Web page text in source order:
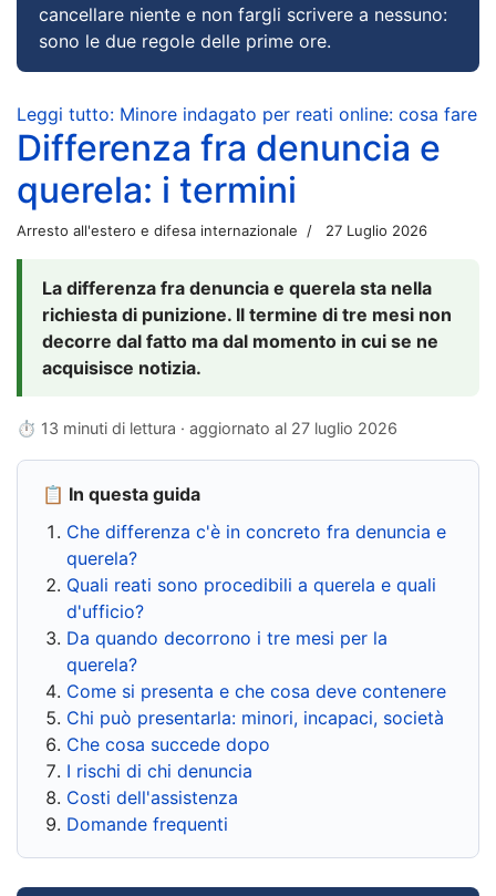
cancellare niente e non fargli scrivere a nessuno:
sono le due regole delle prime ore.
Leggi tutto: Minore indagato per reati online: cosa fare
Differenza fra denuncia e
querela: i termini
Arresto all'estero e difesa internazionale 27 Luglio 2026
La differenza fra denuncia e querela sta nella
richiesta di punizione. Il termine di tre mesi non
decorre dal fatto ma dal momento in cui se ne
acquisisce notizia.
⏱ 13 minuti di lettura · aggiornato al 27 luglio 2026
📋 In questa guida
Che differenza c'è in concreto fra denuncia e
querela?
Quali reati sono procedibili a querela e quali
d'ufficio?
Da quando decorrono i tre mesi per la
querela?
Come si presenta e che cosa deve contenere
Chi può presentarla: minori, incapaci, società
Che cosa succede dopo
I rischi di chi denuncia
Costi dell'assistenza
Domande frequenti